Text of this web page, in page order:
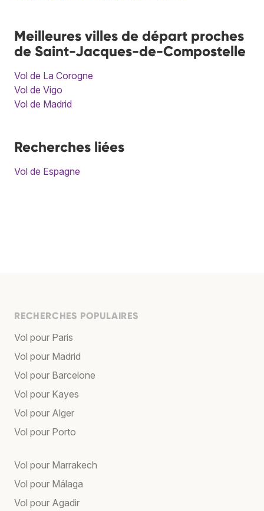
Meilleures villes de départ proches
de Saint-Jacques-de-Compostelle
Vol de La Corogne
Vol de Vigo
Vol de Madrid
Recherches liées
Vol de Espagne
RECHERCHES POPULAIRES
Vol pour Paris
Vol pour Madrid
Vol pour Barcelone
Vol pour Kayes
Vol pour Alger
Vol pour Porto
Vol pour Marrakech
Vol pour Málaga
Vol pour Agadir